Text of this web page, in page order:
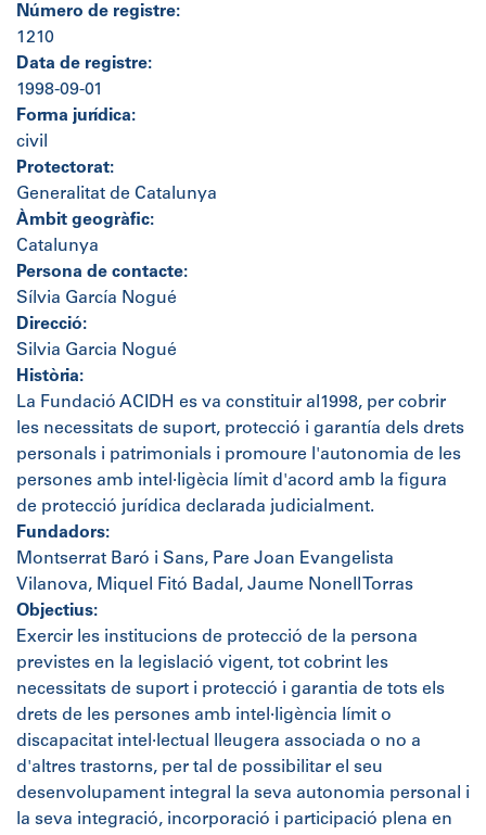
Número de registre:
1210
Data de registre:
1998-09-01
Forma jurídica:
civil
Protectorat:
Generalitat de Catalunya
Àmbit geogràfic:
Catalunya
Persona de contacte:
Sílvia García Nogué
Direcció:
Silvia Garcia Nogué
Història:
La Fundació ACIDH es va constituir al1998, per cobrir
les necessitats de suport, protecció i garantía dels drets
personals i patrimonials i promoure l'autonomia de les
persones amb intel·ligècia límit d'acord amb la figura
de protecció jurídica declarada judicialment.
Fundadors:
Montserrat Baró i Sans, Pare Joan Evangelista
Vilanova, Miquel Fitó Badal, Jaume Nonell Torras
Objectius:
Exercir les institucions de protecció de la persona
previstes en la legislació vigent, tot cobrint les
necessitats de suport i protecció i garantia de tots els
drets de les persones amb intel·ligència límit o
discapacitat intel·lectual lleugera associada o no a
d'altres trastorns, per tal de possibilitar el seu
desenvolupament integral la seva autonomia personal i
la seva integració, incorporació i participació plena en